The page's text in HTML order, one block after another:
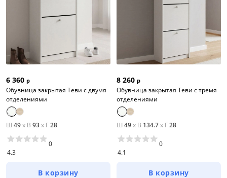
6 360 р
Обувница закрытая Теви с двумя
отделениями
Ш 49x В 93x Г28
4.3
0
В корзину
8 260 р
Обувница закрытая Теви с тремя
отделениями
Ш 49x В 134.7x Г28
4.1
0
В корзину